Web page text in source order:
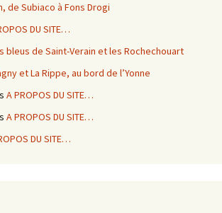
de Subiaco à Fons Drogi
DU SITE…
bleus de Saint-Verain et les Rochechouart
et La Rippe, au bord de l’Yonne
A PROPOS DU SITE…
A PROPOS DU SITE…
DU SITE…